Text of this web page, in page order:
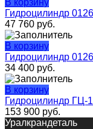
В корзину
Гидроцилиндр
47 760 руб.
В корзину
Гидроцилиндр
34 400 руб.
В корзину
Гидроцилиндр ГЦ-
153 900 руб.
Уралкрандеталь